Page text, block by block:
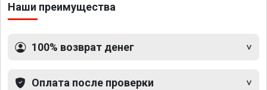
Наши преимущества
100% возврат денег
Оплата после проверки